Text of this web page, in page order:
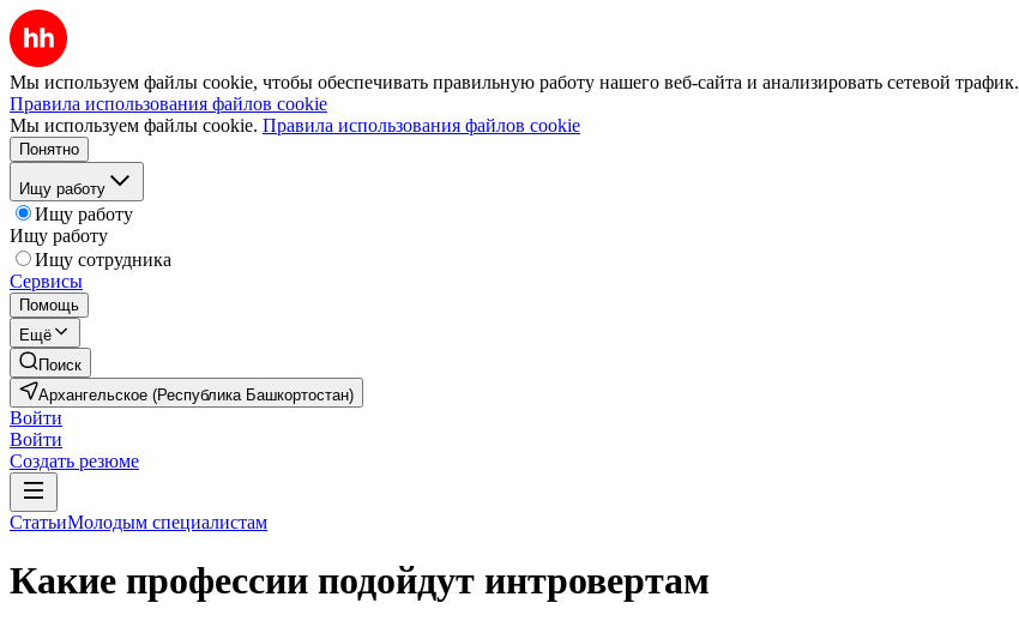
Мы используем файлы cookie, чтобы обеспечивать правильную работу нашего веб-сайта и анализировать сетевой трафик.
Правила использования файлов cookie
Мы используем файлы cookie. Правила использования файлов cookie
Понятно
Ищу работу
Ищу работу
Ищу работу
Ищу сотрудника
Сервисы
Помощь
Ещё
Поиск
Архангельское (Республика Башкортостан)
Войти
Войти
Создать резюме
СтатьиМолодым специалистам
Какие профессии подойдут интровертам